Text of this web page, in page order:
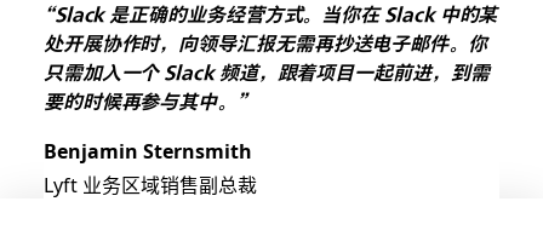
“Slack 是正确的业务经营方式。当你在 Slack 中的某
处开展协作时，向领导汇报无需再抄送电子邮件。你
只需加入一个 Slack 频道，跟着项目一起前进，到需
要的时候再参与其中。”
Benjamin Sternsmith
Lyft 业务区域销售副总裁